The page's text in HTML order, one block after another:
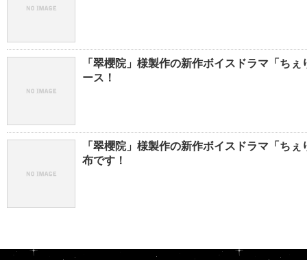
「翠櫻院」様製作の新作ボイスドラマ「ち
ース！
「翠櫻院」様製作の新作ボイスドラマ「ち
布です！